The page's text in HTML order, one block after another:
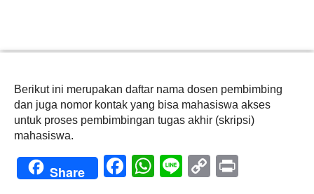
Berikut ini merupakan daftar nama dosen pembimbing
dan juga nomor kontak yang bisa mahasiswa akses
untuk proses pembimbingan tugas akhir (skripsi)
mahasiswa.
Share Facebook
WhatsApp
LineCopy